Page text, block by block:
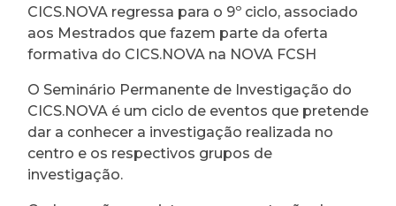
CICS.NOVA regressa para o 9º ciclo, associado
aos Mestrados que fazem parte da oferta
formativa do CICS.NOVA na NOVA FCSH
O Seminário Permanente de Investigação do
CICS.NOVA é um ciclo de eventos que pretende
dar a conhecer a investigação realizada no
centro e os respectivos grupos de
investigação.